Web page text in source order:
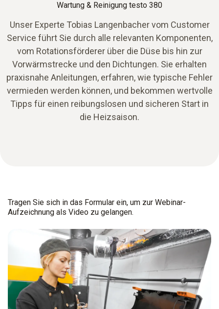
Wartung & Reinigung testo 380
Unser Experte Tobias Langenbacher vom Customer
Service führt Sie durch alle relevanten Komponenten,
vom Rotationsförderer über die Düse bis hin zur
Vorwärmstrecke und den Dichtungen. Sie erhalten
praxisnahe Anleitungen, erfahren, wie typische Fehler
vermieden werden können, und bekommen wertvolle
Tipps für einen reibungslosen und sicheren Start in
die Heizsaison.
Tragen Sie sich in das Formular ein, um zur Webinar-
Aufzeichnung als Video zu gelangen.